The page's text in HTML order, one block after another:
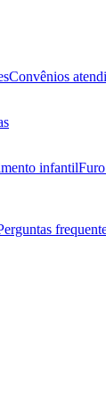
Convênios
infantil